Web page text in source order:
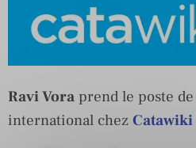
Ravi Vora prend le poste
international chez Catawiki